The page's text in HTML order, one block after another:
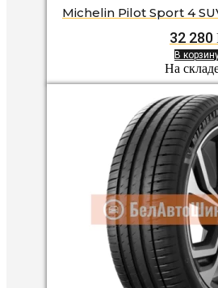
Michelin Pilot Sport 4
32 280
В
На